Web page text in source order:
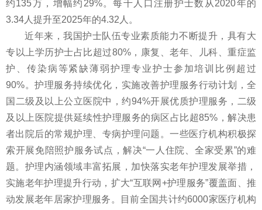
约135万，增幅约29%。每千人口注册护士数从2020年的
3.34人提升至2025年的4.32人。
近年来，我国护士队伍专业素质能力不断提升，具有大
专以上学历护士占比超过80%，康复、老年、儿科、重症监
护、传染病等紧缺薄弱护理专业护士参加培训比例超过
90%。护理服务持续优化，实施改善护理服务行动计划，全
国二级及以上公立医院中，约94%开展优质护理服务，二级
及以上医院提供延续性护理服务的病区占比超85%，解决患
者出院后的常规护理、专病护理问题。一些医疗机构积极探
索开展免陪照护服务试点，解决“一人住院、全家受累”的难
题。护理内涵领域丰富拓展，加快落实老年护理发展举措，
实施老年护理提升行动，扩大“互联网+护理服务”覆盖面、推
动发展老年居家护理服务。目前全国共计约6000家医疗机构